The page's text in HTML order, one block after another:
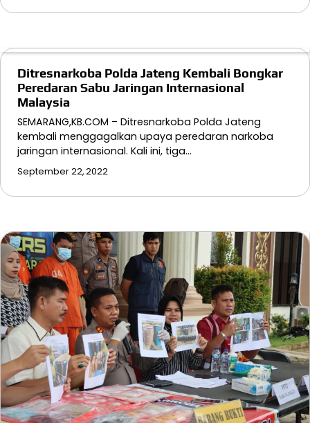
Ditresnarkoba Polda Jateng Kembali Bongkar
Peredaran Sabu Jaringan Internasional
Malaysia
SEMARANG,KB.COM – Ditresnarkoba Polda Jateng
kembali menggagalkan upaya peredaran narkoba
jaringan internasional. Kali ini, tiga…
September 22, 2022